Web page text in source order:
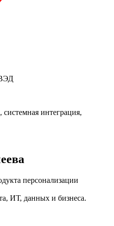
интеграция,
персонализации
ИТ, данных и бизнеса.